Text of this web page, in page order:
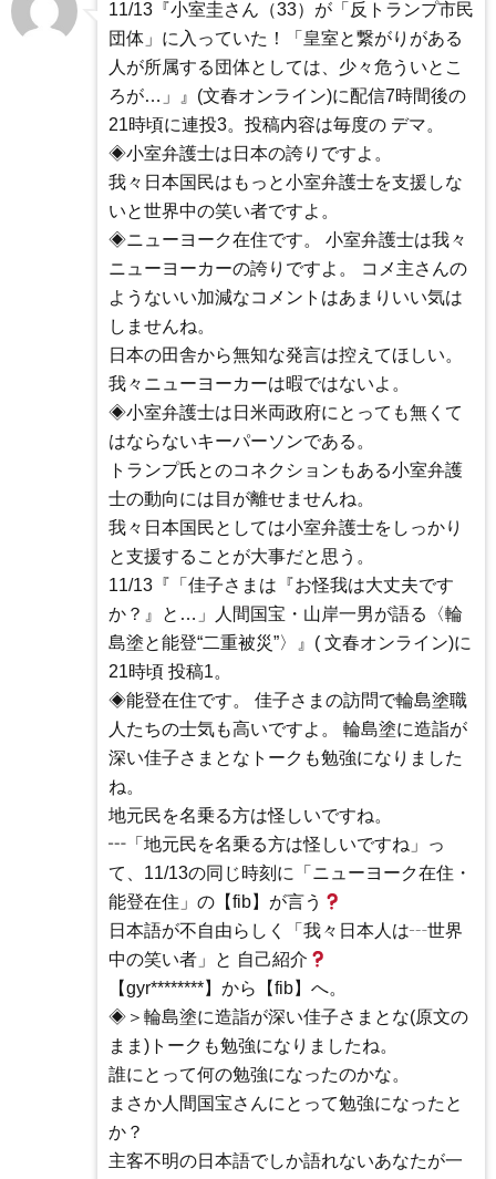
11/13『小室圭さん（33）が「反トランプ市民
団体」に入っていた！「皇室と繋がりがある
人が所属する団体としては、少々危ういとこ
ろが…」』(文春オンライン)に配信7時間後の
21時頃に連投3。投稿内容は毎度の デマ。
◈小室弁護士は日本の誇りですよ。
我々日本国民はもっと小室弁護士を支援しな
いと世界中の笑い者ですよ。
◈ニューヨーク在住です。 小室弁護士は我々
ニューヨーカーの誇りですよ。 コメ主さんの
ようないい加減なコメントはあまりいい気は
しませんね。
日本の田舎から無知な発言は控えてほしい。
我々ニューヨーカーは暇ではないよ。
◈小室弁護士は日米両政府にとっても無くて
はならないキーパーソンである。
トランプ氏とのコネクションもある小室弁護
士の動向には目が離せませんね。
我々日本国民としては小室弁護士をしっかり
と支援することが大事だと思う。
11/13『「佳子さまは『お怪我は大丈夫です
か？』と…」人間国宝・山岸一男が語る〈輪
島塗と能登“二重被災”〉』( 文春オンライン)に
21時頃 投稿1。
◈能登在住です。 佳子さまの訪問で輪島塗職
人たちの士気も高いですよ。 輪島塗に造詣が
深い佳子さまとなトークも勉強になりました
ね。
地元民を名乗る方は怪しいですね。
┅「地元民を名乗る方は怪しいですね」っ
て、11/13の同じ時刻に「ニューヨーク在住・
能登在住」の【fib】が言う
日本語が不自由らしく「我々日本人は┄世界
中の笑い者」と 自己紹介
【gyr********】から【fib】へ。
◈＞輪島塗に造詣が深い佳子さまとな(原文の
まま)トークも勉強になりましたね。
誰にとって何の勉強になったのかな。
まさか人間国宝さんにとって勉強になったと
か？
主客不明の日本語でしか語れないあなたが一